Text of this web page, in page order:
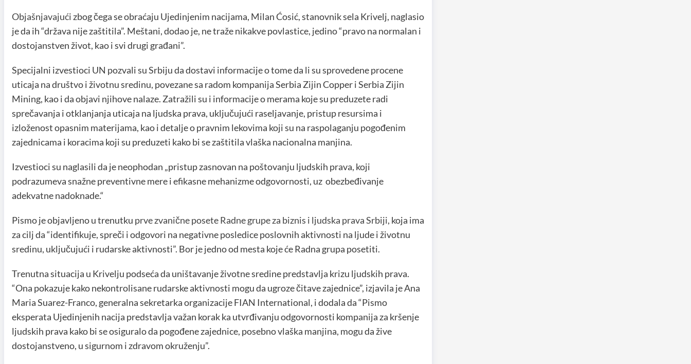
Objašnjavajući zbog čega se obraćaju Ujedinjenim nacijama, Milan Ćosić, stanovnik sela Krivelj, naglasio
je da ih “država nije zaštitila”. Meštani, dodao je, ne traže nikakve povlastice, jedino “pravo na normalan i
dostojanstven život, kao i svi drugi građani”.
Specijalni izvestioci UN pozvali su Srbiju da dostavi informacije o tome da li su sprovedene procene
uticaja na društvo i životnu sredinu, povezane sa radom kompanija Serbia Zijin Copper i Serbia Zijin
Mining, kao i da objavi njihove nalaze. Zatražili su i informacije o merama koje su preduzete radi
sprečavanja i otklanjanja uticaja na ljudska prava, uključujući raseljavanje, pristup resursima i
izloženost opasnim materijama, kao i detalje o pravnim lekovima koji su na raspolaganju pogođenim
zajednicama i koracima koji su preduzeti kako bi se zaštitila vlaška nacionalna manjina.
Izvestioci su naglasili da je neophodan „pristup zasnovan na poštovanju ljudskih prava, koji
podrazumeva snažne preventivne mere i efikasne mehanizme odgovornosti, uz obezbeđivanje
adekvatne nadoknade.“
Pismo je objavljeno u trenutku prve zvanične posete Radne grupe za biznis i ljudska prava Srbiji, koja ima
za cilj da “identifikuje, spreči i odgovori na negativne posledice poslovnih aktivnosti na ljude i životnu
sredinu, uključujući i rudarske aktivnosti”. Bor je jedno od mesta koje će Radna grupa posetiti.
Trenutna situacija u Krivelju podseća da uništavanje životne sredine predstavlja krizu ljudskih prava.
“Ona pokazuje kako nekontrolisane rudarske aktivnosti mogu da ugroze čitave zajednice”, izjavila je Ana
Maria Suarez-Franco, generalna sekretarka organizacije FIAN International, i dodala da “Pismo
eksperata Ujedinjenih nacija predstavlja važan korak ka utvrđivanju odgovornosti kompanija za kršenje
ljudskih prava kako bi se osiguralo da pogođene zajednice, posebno vlaška manjina, mogu da žive
dostojanstveno, u sigurnom i zdravom okruženju”.